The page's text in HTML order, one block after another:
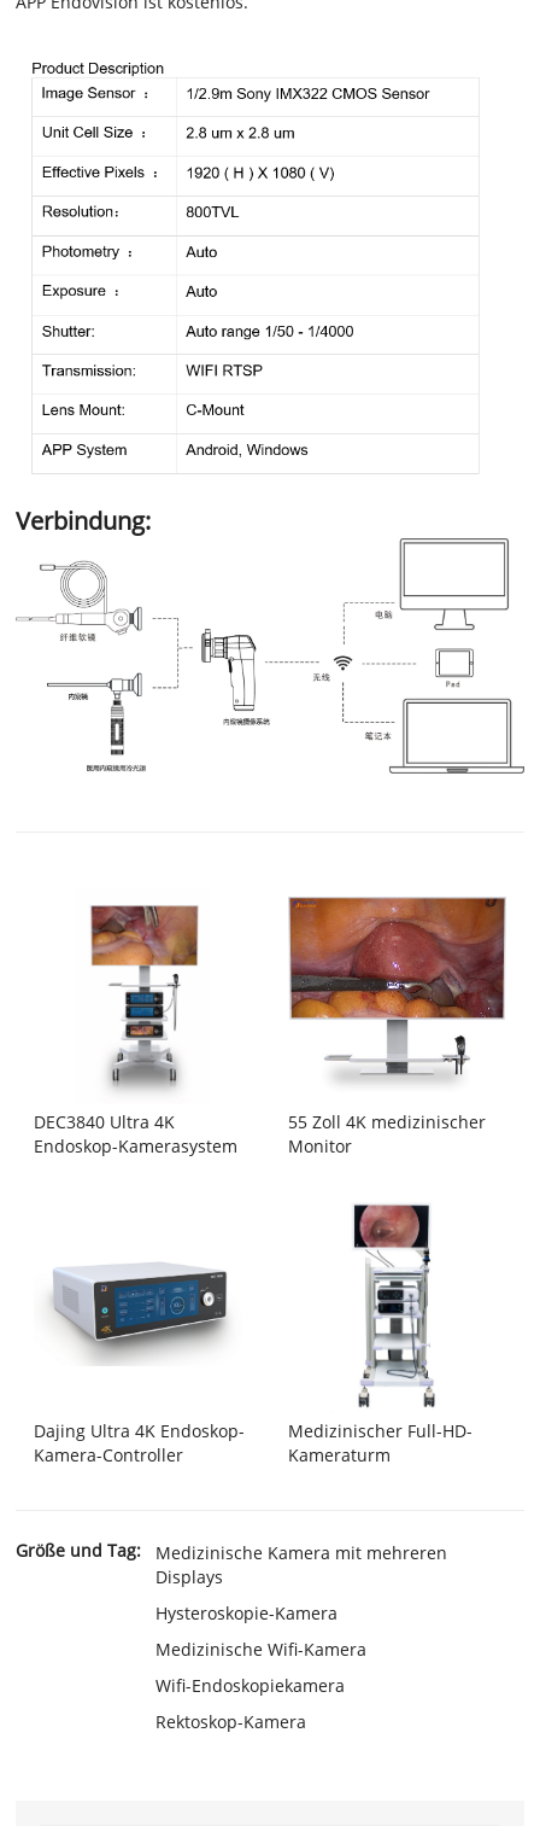
Verbindung:
DEC3840 Ultra 4K
Endoskop-Kamerasystem
55 Zoll 4K medizinischer
Monitor
Dajing Ultra 4K Endoskop-
Kamera-Controller
Medizinischer Full-HD-
Kameraturm
Größe und Tag:
Medizinische Kamera mit mehreren
Displays
Hysteroskopie-Kamera
Medizinische Wifi-Kamera
Wifi-Endoskopiekamera
Rektoskop-Kamera